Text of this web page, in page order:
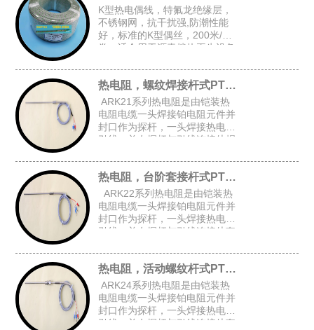
K型热电偶线，特氟龙绝缘层，
不锈钢网，抗干扰强,防潮性能
好，标准的K型偶丝，200米/
卷，适合用于沥青拌热再生设备
合
热电阻，螺纹焊接杆式PT100
ARK21系列热电阻是由铠装热
电阻电缆一头焊接铂电阻元件并
封口作为探杆，一头焊接热电阻
引线，并在探杆与引线连接处焊
纹焊接杆式铠装热电阻。
热电阻，台阶套接杆式PT100
ARK22系列热电阻是由铠装热
电阻电缆一头焊接铂电阻元件并
封口作为探杆，一头焊接热电阻
引线，并在探杆与引线连接处套
阶套接杆式铠装热电阻。
热电阻，活动螺纹杆式PT100
ARK24系列热电阻是由铠装热
电阻电缆一头焊接铂电阻元件并
封口作为探杆，一头焊接热电阻
引线，并在探杆与引线连接处套